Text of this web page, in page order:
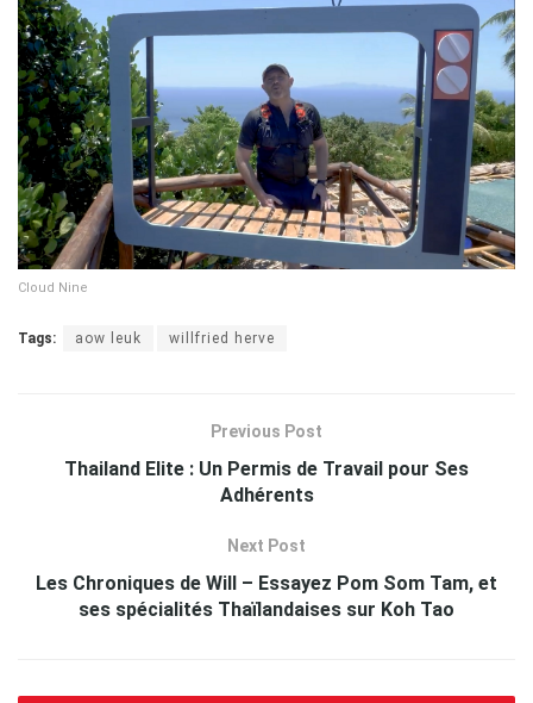
Cloud Nine
Tags: aow leuk willfried herve
Previous Post
Thailand Elite : Un Permis de Travail pour Ses
Adhérents
Next Post
Les Chroniques de Will – Essayez Pom Som Tam, et
ses spécialités Thaïlandaises sur Koh Tao